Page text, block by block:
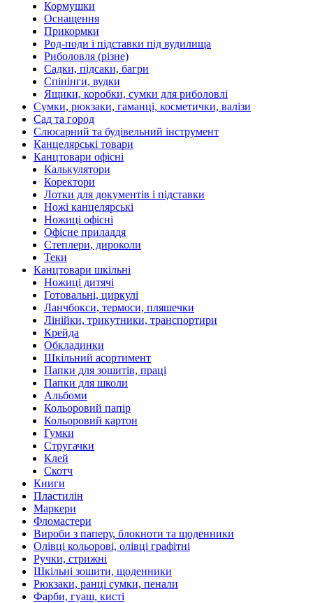
Кормушки
Оснащення
Прикормки
Род-поди і підставки під вудилища
Риболовля (різне)
Садки, підсаки, багри
Спінінги, вудки
Ящики, коробки, сумки для риболовлі
Сумки, рюкзаки, гаманці, косметички, валізи
Сад та город
Слюсарний та будівельний інструмент
Канцелярські товари
Канцтовари офісні
Калькулятори
Коректори
Лотки для документів і підставки
Ножі канцелярські
Ножиці офісні
Офісне приладдя
Степлери, дироколи
Теки
Канцтовари шкільні
Ножиці дитячі
Готовальні, циркулі
Ланчбокси, термоси, пляшечки
Лінійки, трикутники, транспортири
Крейда
Обкладинки
Шкільний асортимент
Папки для зошитів, праці
Папки для школи
Альбоми
Кольоровий папір
Кольоровий картон
Гумки
Стругачки
Клей
Скотч
Книги
Пластилін
Маркери
Фломастери
Вироби з паперу, блокноти та щоденники
Олівці кольорові, олівці графітні
Ручки, стрижні
Шкільні зошити, щоденники
Рюкзаки, ранці сумки, пенали
Фарби, гуаш, кисті